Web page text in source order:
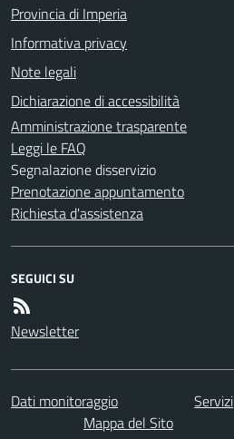
Provincia di Imperia
Informativa privacy
Note legali
Dichiarazione di accessibilità
Amministrazione trasparente
Leggi le FAQ
Segnalazione disservizio
Prenotazione appuntamento
Richiesta d'assistenza
SEGUICI SU
Newsletter
Dati monitoraggio Servizi
Mappa del Sito